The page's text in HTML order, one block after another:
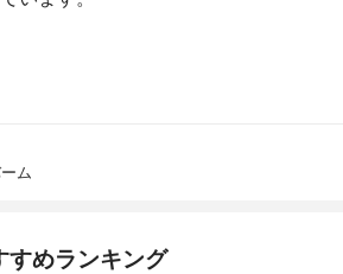
ム
すめランキング